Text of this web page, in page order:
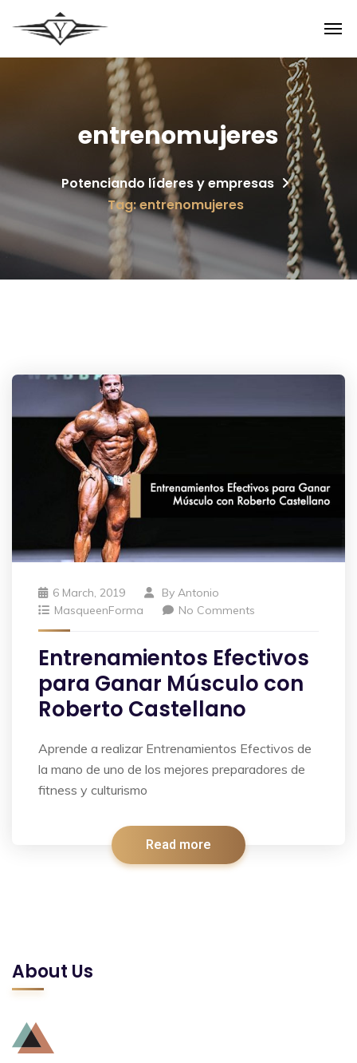
entrenomujeres
Potenciando líderes y empresas
Tag: entrenomujeres
6 March, 2019 By Antonio
MasqueenForma
No Comments
Entrenamientos Efectivos
para Ganar Músculo con
Roberto Castellano
Aprende a realizar Entrenamientos Efectivos de
la mano de uno de los mejores preparadores de
fitness y culturismo
Read more
About Us